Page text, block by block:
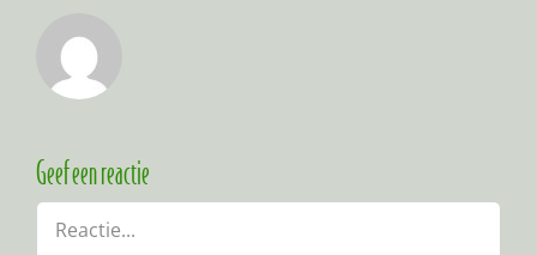
Geef een reactie
Reactie